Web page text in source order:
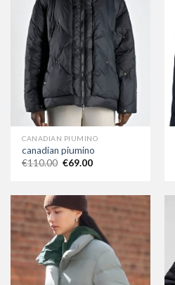
CANADIAN PIUMINO
canadian piumino
€110.00 €69.00